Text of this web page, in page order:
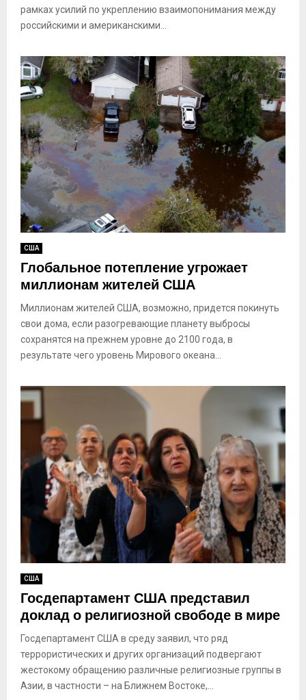
рамках усилий по укреплению взаимопонимания между
российскими и американскими...
США
Глобальное потепление угрожает
миллионам жителей США
Миллионам жителей США, возможно, придется покинуть
свои дома, если разогревающие планету выбросы
сохранятся на прежнем уровне до 2100 года, в
результате чего уровень Мирового океана...
США
Госдепартамент США представил
доклад о религиозной свободе в мире
Госдепартамент США в среду заявил, что ряд
террористических и других организаций подвергают
жестокому обращению различные религиозные группы в
Азии, в частности – на Ближнем Востоке,...